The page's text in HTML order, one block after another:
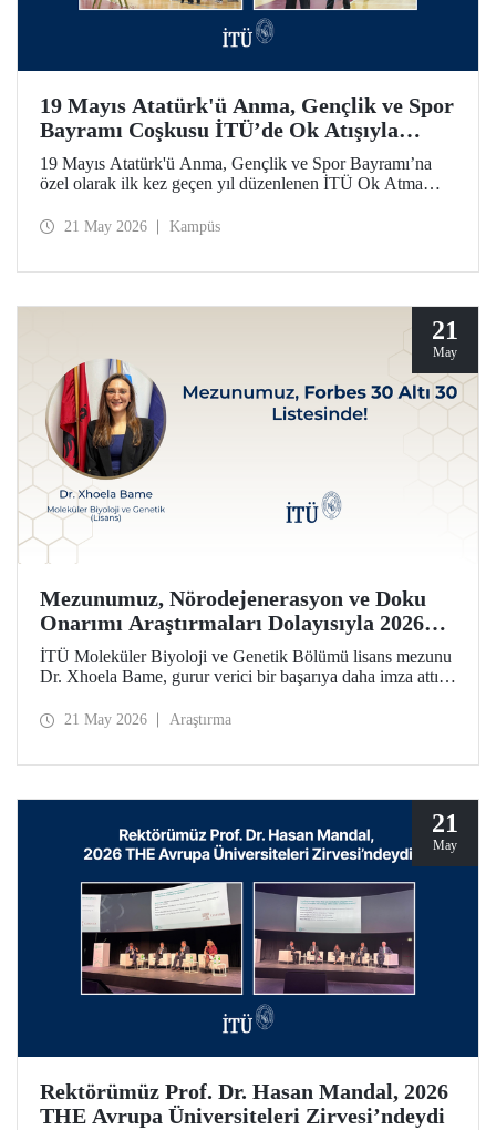
19 Mayıs Atatürk'ü Anma, Gençlik ve Spor
Bayramı Coşkusu İTÜ’de Ok Atışıyla
Yaşandı
19 Mayıs Atatürk'ü Anma, Gençlik ve Spor Bayramı’na
özel olarak ilk kez geçen yıl düzenlenen İTÜ Ok Atma
bir araya getirdi.
21 May 2026 Kampüs
21
May
Mezunumuz, Nörodejenerasyon ve Doku
Onarımı Araştırmaları Dolayısıyla 2026
Forbes 30 Altı 30 Listesinde!
İTÜ Moleküler Biyoloji ve Genetik Bölümü lisans mezunu
Dr. Xhoela Bame, gurur verici bir başarıya daha imza attı.
çalışmaları dolayısıyla Forbes dergisinin “2026 Avrupa’nın
21 May 2026 Araştırma
21
May
Rektörümüz Prof. Dr. Hasan Mandal, 2026
THE Avrupa Üniversiteleri Zirvesi’ndeydi